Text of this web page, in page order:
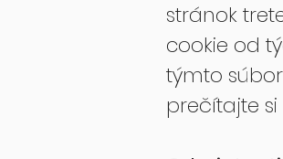
stránok
cookie od
týmto
prečítajte